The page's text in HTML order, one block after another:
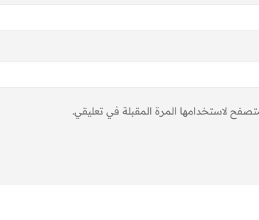
لاستخدامها المرة المقبلة في تعليقي.